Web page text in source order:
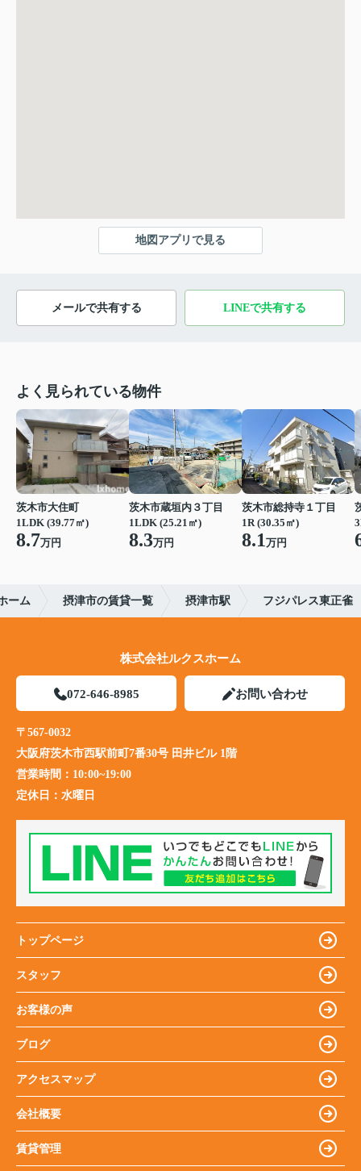
地図アプリで見る
メールで共有する LINEで共有する
よく見られている物件
茨木市大住町
1LDK (39.77㎡)
8.7万円
茨木市蔵垣内３丁目
1LDK (25.21㎡)
8.3万円
茨木市総持寺１丁目
1R (30.35㎡)
8.1万円
ーム 摂津市の賃貸一覧 摂津市駅 フジパレス東正雀
株式会社ルクスホーム
072-646-8985 お問い合わせ
〒567-0032
大阪府茨木市西駅前町7番30号 田井ビル 1階
営業時間： 10:00~19:00
定休日： 水曜日
トップページ
スタッフ
お客様の声
ブログ
アクセスマップ
会社概要
賃貸管理